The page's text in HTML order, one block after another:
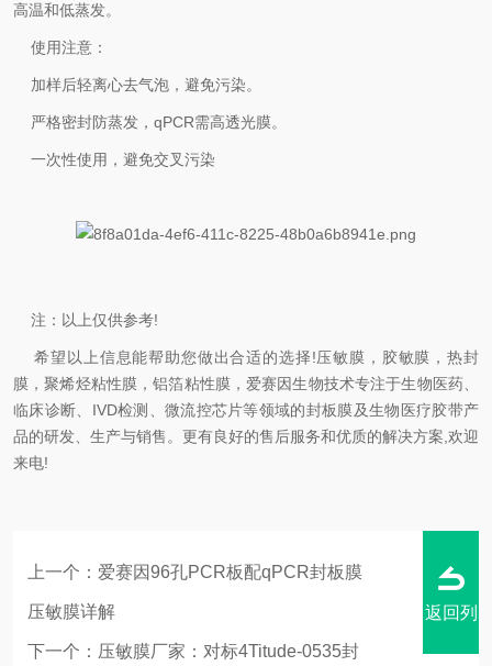
高温和低蒸发。
‌使用注意‌：
加样后轻离心去气泡，避免污染。
严格密封防蒸发，qPCR需高透光膜。
一次性使用，避免交叉污染
注：以上仅供参考!
希望以上信息能帮助您做出合适的选择!压敏膜，胶敏膜，热封
膜，聚烯烃粘性膜，铝箔粘性膜，爱赛因生物技术专注于生物医药、
临床诊断、IVD检测、微流控芯片等领域的封板膜及生物医疗胶带产
品的研发、生产与销售。更有良好的售后服务和优质的解决方案,欢迎
来电!
上一个： 爱赛因96孔PCR板配qPCR封板膜
压敏膜详解
下一个： 压敏膜厂家：对标4Titude-0535封
返回列